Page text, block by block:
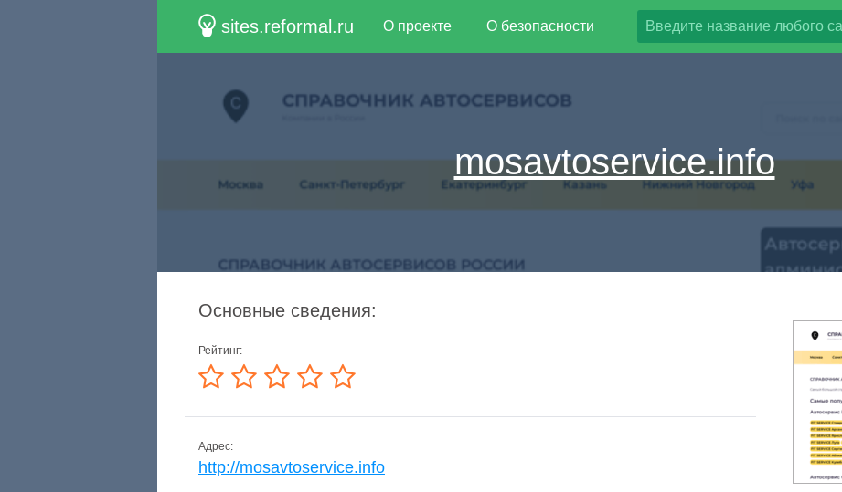
sites.reformal.ru О проекте О безопасности
mosavtoservice.info
Основные сведения:
Рейтинг:
Адрес:
http://mosavtoservice.info